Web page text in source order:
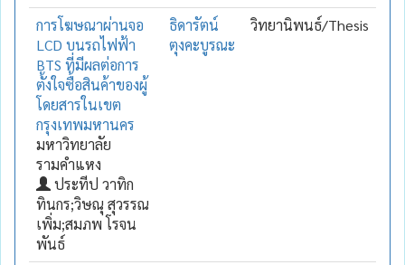
การโฆษณาผ่านจอ
LCD บนรถไฟฟ้า
BTS ที่มีผลต่อการ
ตั้งใจซื้อสินค้าของผู้
โดยสารในเขต
กรุงเทพมหานคร
มหาวิทยาลัย
รามคำแหง
ประทีป วาทิก
ทินกร;วิษณุ สุวรรณ
เพิ่ม;สมภพ โรจน
พันธ์
ธิดารัตน์
ตุงคะบูรณะ
วิทยานิพนธ์/Thesis